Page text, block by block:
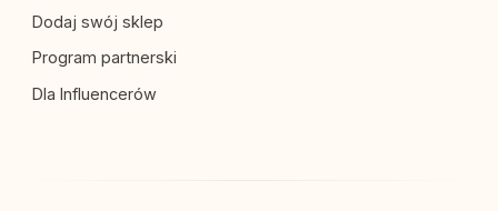
Dodaj swój sklep
Program partnerski
Dla Influencerów